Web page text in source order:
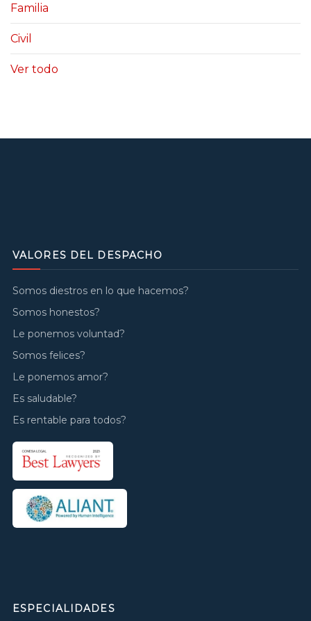
Familia
Civil
Ver todo
VALORES DEL DESPACHO
Somos diestros en lo que hacemos?
Somos honestos?
Le ponemos voluntad?
Somos felices?
Le ponemos amor?
Es saludable?
Es rentable para todos?
ESPECIALIDADES